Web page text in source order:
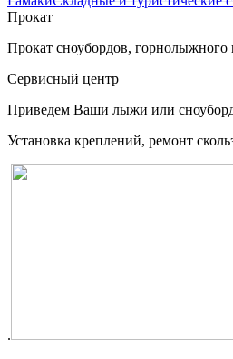
Прокат
Прокат сноубордов, горнолыжного
Сервисный центр
Приведем Ваши лыжи или
Установка креплений, ремонт
.